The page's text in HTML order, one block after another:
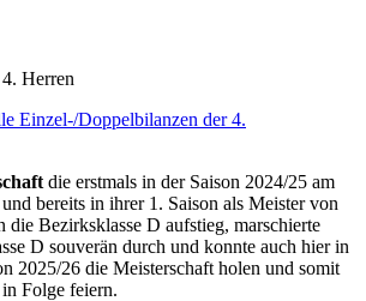
Herren
Einzel-/Doppelbilanzen der 4.
die erstmals in der Saison 2024/25 am
bereits in ihrer 1. Saison als Meister von
die Bezirksklasse D aufstieg, marschierte
D souverän durch und konnte auch hier in
2025/26 die Meisterschaft holen und somit
Folge feiern.